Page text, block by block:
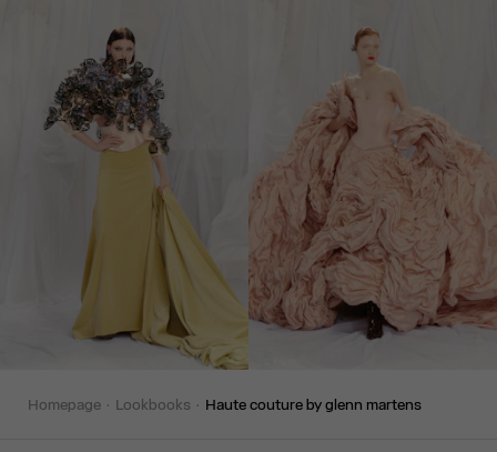
homepage lookbooks haute couture by glenn martens